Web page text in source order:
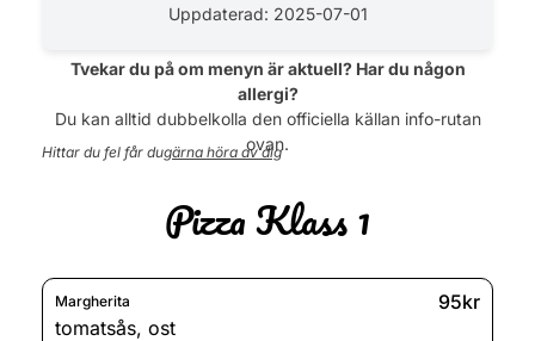
Onsdag
11:00 - 21:00
Fredag
11:00 - 22:00
Lördag
Uppdaterad: 2025-07-01
Tvekar du på om menyn är aktuell? Har du någon
allergi?
Du kan alltid dubbelkolla den officiella källan info-rutan
ovan.
Hittar du fel får dugärna höra av dig
Pizza Klass 1
Margherita
95kr
tomatsås, ost